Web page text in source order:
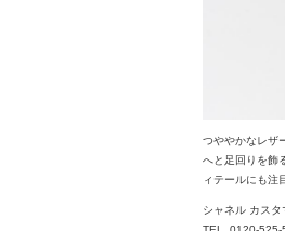
つややかなレザ
へと足回りを飾
ィテールにも
シャネル カス